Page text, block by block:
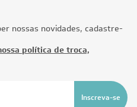
nossas novidades, cadastre-
política de troca,
Inscreva-se